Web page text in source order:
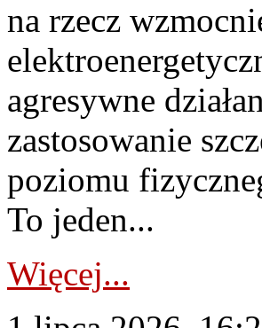
na rzecz
agresywne
zastosowanie
poziomu
To jeden...
Więcej...